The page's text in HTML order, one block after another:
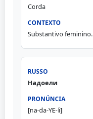
Corda
Substantivo feminino.
Надоели
[na-da-YE-li]